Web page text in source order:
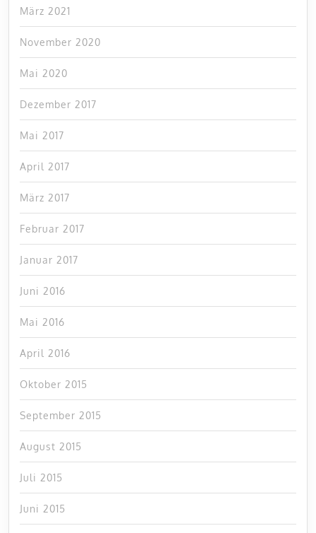
März 2021
November 2020
Mai 2020
Dezember 2017
Mai 2017
April 2017
März 2017
Februar 2017
Januar 2017
Juni 2016
Mai 2016
April 2016
Oktober 2015
September 2015
August 2015
Juli 2015
Juni 2015